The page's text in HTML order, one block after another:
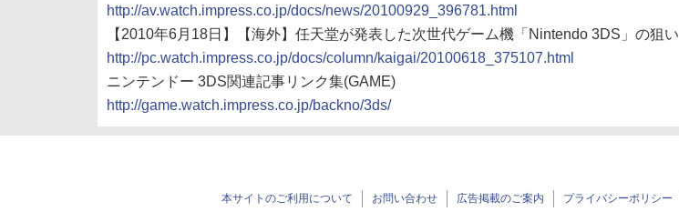
http://av.watch.impress.co.jp/docs/news/20100929_396781.html
【2010年6月18日】【海外】任天堂が発表した次世代ゲーム機「Nintendo 3DS」の狙い
http://pc.watch.impress.co.jp/docs/column/kaigai/20100618_375107.html
ニンテンドー 3DS関連記事リンク集(GAME)
http://game.watch.impress.co.jp/backno/3ds/
本サイトのご利用について お問い合わせ 広告掲載のご案内 プライバシーポリシー